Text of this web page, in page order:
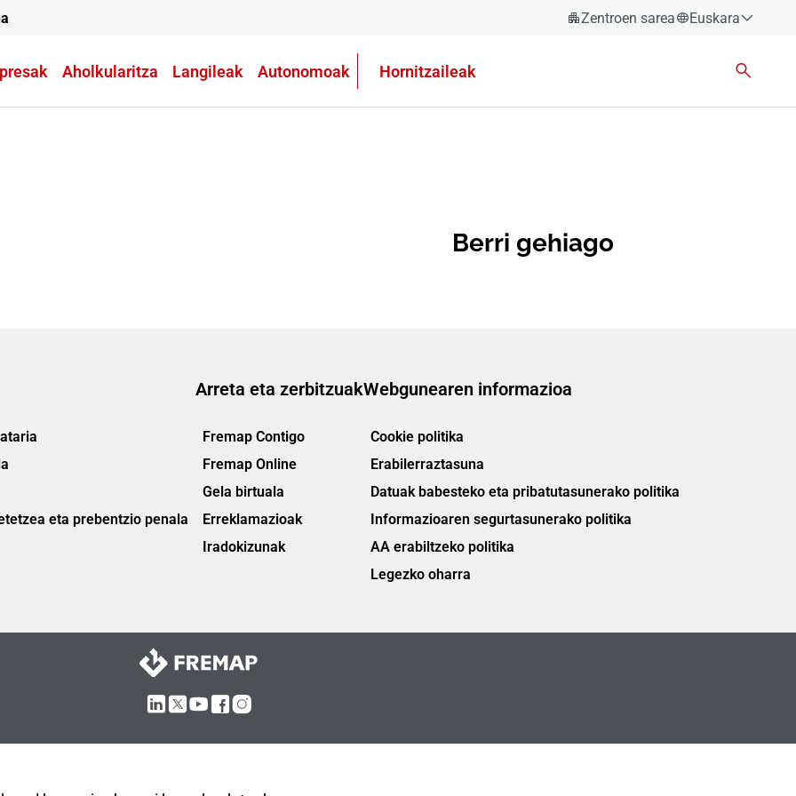
Zentroen sarea
Euskara
Aholkularitza Langileak Autonomoak Hornitzaileak
Berri gehiago
eta prebentzio penala
Arreta eta zerbitzuak
Fremap Contigo
Fremap Online
Gela birtuala
Erreklamazioak
Iradokizunak
Webgunearen informazioa
Cookie politika
Erabilerraztasuna
Datuak babesteko eta pribatutasunerako politika
Informazioaren segurtasunerako politika
AA erabiltzeko politika
Legezko oharra